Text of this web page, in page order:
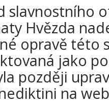
slavnostního
Hvězda
opravě této
jako
později
na